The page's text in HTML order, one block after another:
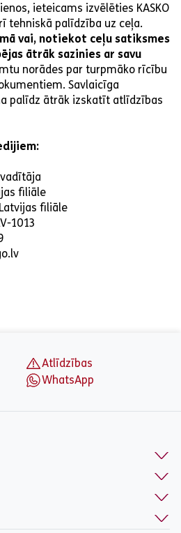
ieteicams izvēlēties KASKO
tehniskā palīdzība uz ceļa.
vai, notiekot ceļu satiksmes
ātrāk sazinies ar savu
norādes par turpmāko rīcību
Savlaicīga
palīdz ātrāk izskatīt atlīdzības
filiāle
Latvijas filiāle
1013
Atlīdzības
WhatsApp